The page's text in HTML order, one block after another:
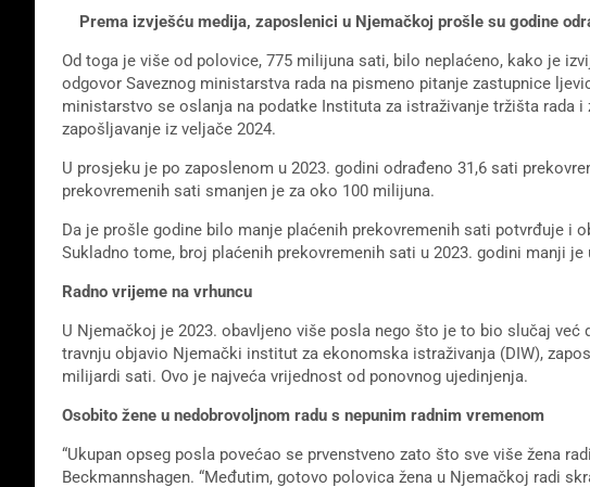
Prema izvješću medija, zaposlenici u Njemačkoj prošle su godine
Od toga je više od polovice, 775 milijuna sati, bilo neplaćeno, kako je
odgovor Saveznog ministarstva rada na pismeno pitanje zastupnice
ministarstvo se oslanja na podatke Instituta za istraživanje tržišta rada i
zapošljavanje iz veljače 2024.
U prosjeku je po zaposlenom u 2023. godini odrađeno 31,6 sati
prekovremenih sati smanjen je za oko 100 milijuna.
Da je prošle godine bilo manje plaćenih prekovremenih sati potvrđuje i
Sukladno tome, broj plaćenih prekovremenih sati u 2023. godini manji je
Radno vrijeme na vrhuncu
U Njemačkoj je 2023. obavljeno više posla nego što je to bio slučaj već
travnju objavio Njemački institut za ekonomska istraživanja (DIW),
milijardi sati. Ovo je najveća vrijednost od ponovnog ujedinjenja.
Osobito žene u nedobrovoljnom radu s nepunim radnim vremenom
“Ukupan opseg posla povećao se prvenstveno zato što sve više žena
Beckmannshagen. “Međutim, gotovo polovica žena u Njemačkoj radi